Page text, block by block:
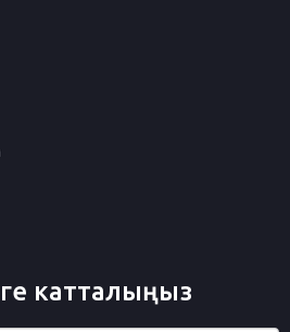
катталыңыз